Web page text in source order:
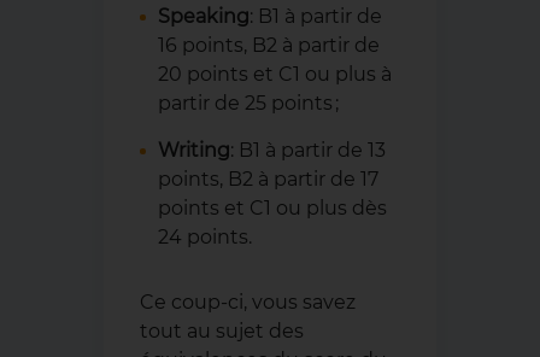
Speaking: B1 à partir de
16 points, B2 à partir de
20 points et C1 ou plus à
partir de 25 points ;
Writing: B1 à partir de 13
points, B2 à partir de 17
points et C1 ou plus dès
24 points.
Ce coup-ci, vous savez
tout au sujet des